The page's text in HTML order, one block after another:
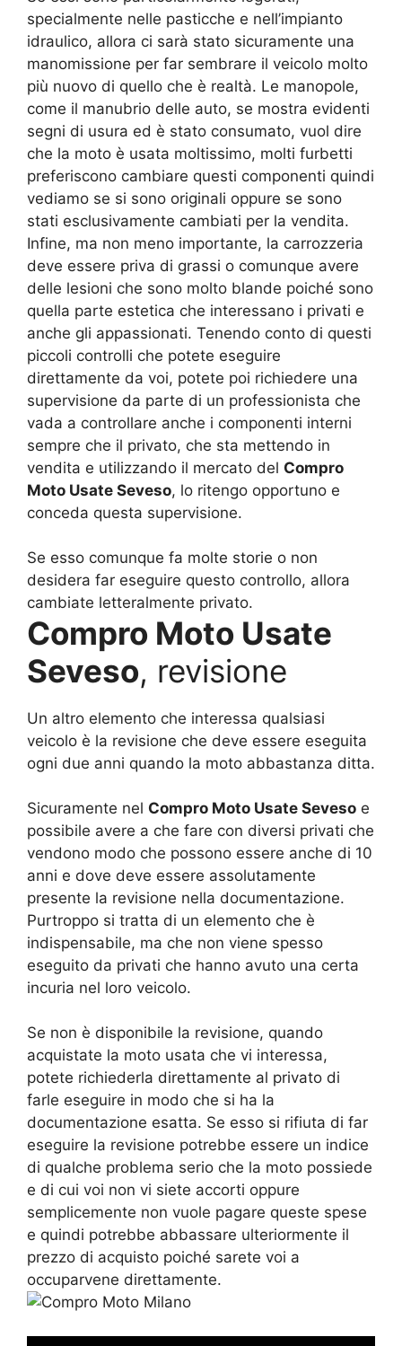
specialmente nelle pasticche e nell’impianto
idraulico, allora ci sarà stato sicuramente una
manomissione per far sembrare il veicolo molto
più nuovo di quello che è realtà. Le manopole,
come il manubrio delle auto, se mostra evidenti
segni di usura ed è stato consumato, vuol dire
che la moto è usata moltissimo, molti furbetti
preferiscono cambiare questi componenti quindi
vediamo se si sono originali oppure se sono
stati esclusivamente cambiati per la vendita.
Infine, ma non meno importante, la carrozzeria
deve essere priva di grassi o comunque avere
delle lesioni che sono molto blande poiché sono
quella parte estetica che interessano i privati e
anche gli appassionati. Tenendo conto di questi
piccoli controlli che potete eseguire
direttamente da voi, potete poi richiedere una
supervisione da parte di un professionista che
vada a controllare anche i componenti interni
sempre che il privato, che sta mettendo in
vendita e utilizzando il mercato del Compro
Moto Usate Seveso, lo ritengo opportuno e
conceda questa supervisione.
Se esso comunque fa molte storie o non
desidera far eseguire questo controllo, allora
cambiate letteralmente privato.
Compro Moto Usate
Seveso, revisione
Un altro elemento che interessa qualsiasi
veicolo è la revisione che deve essere eseguita
ogni due anni quando la moto abbastanza ditta.
Sicuramente nel Compro Moto Usate Seveso e
possibile avere a che fare con diversi privati che
vendono modo che possono essere anche di 10
anni e dove deve essere assolutamente
presente la revisione nella documentazione.
Purtroppo si tratta di un elemento che è
indispensabile, ma che non viene spesso
eseguito da privati che hanno avuto una certa
incuria nel loro veicolo.
Se non è disponibile la revisione, quando
acquistate la moto usata che vi interessa,
potete richiederla direttamente al privato di
farle eseguire in modo che si ha la
documentazione esatta. Se esso si rifiuta di far
eseguire la revisione potrebbe essere un indice
di qualche problema serio che la moto possiede
e di cui voi non vi siete accorti oppure
semplicemente non vuole pagare queste spese
e quindi potrebbe abbassare ulteriormente il
prezzo di acquisto poiché sarete voi a
occuparvene direttamente.